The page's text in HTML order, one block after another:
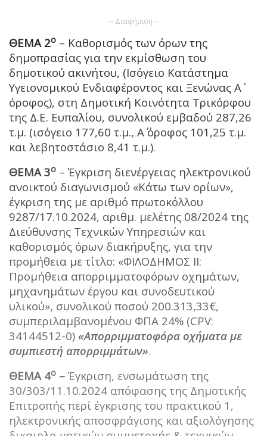
-- Διαφήμιση --
ΘΕΜΑ 2ο – Καθορισμός των όρων της
δημοπρασίας για την εκμίσθωση του
δημοτικού ακινήτου, (Ισόγειο Κατάστημα
Υγειονομικού Ενδιαφέροντος και Ξενώνας Α΄
όροφος), στη Δημοτική Κοινότητα Τρικόρφου
της Δ.Ε. Ευπαλίου, συνολικού εμβαδού 287,26
τ.μ. (ισόγειο 177,60 τ.μ., Α΄ όροφος 101,25 τ.μ.
και λεβητοστάσιο 8,41 τ.μ.).
ΘΕΜΑ 3ο – Έγκριση διενέργειας ηλεκτρονικού
ανοικτού διαγωνισμού «Κάτω των ορίων»,
έγκριση της με αριθμό πρωτοκόλλου
9287/17.10.2024, αριθμ. μελέτης 08/2024 της
Διεύθυνσης Τεχνικών Υπηρεσιών και
καθορισμός όρων διακήρυξης, για την
προμήθεια με τίτλο: «ΦΙΛΟΔΗΜΟΣ ΙΙ:
Προμήθεια απορριμματοφόρων οχημάτων,
μηχανημάτων έργου και συνοδευτικού
υλικού», συνολικού ποσού 200.313,33€,
συμπεριλαμβανομένου ΦΠΑ 24% (CPV:
34144512-0) «Απορριμματοφόρα οχήματα με
συμπιεστή απορριμμάτων».
ΘΕΜΑ 4ο –Έγκριση, ενσωμάτωση της
30/303/11.10.2024 απόφασης της Δημοτικής
Επιτροπής περί έγκρισης του πρακτικού 1,
ηλεκτρονικής αποσφράγισης και αξιολόγησης